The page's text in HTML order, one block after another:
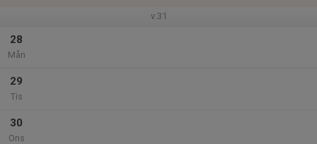
v.31
28
Mån
29
Tis
30
Ons